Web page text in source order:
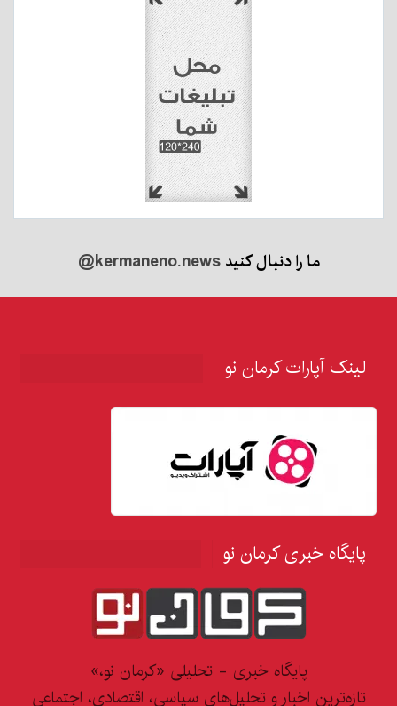
ما را دنبال کنید@kermaneno.news
لینک آپارات کرمان نو
پایگاه خبری کرمان نو
پایگاه خبری - تحلیلی «کرمان نو،»
تازه‌ترین اخبار و تحلیل‌های سیاسی، اقتصادی، اجتماعی